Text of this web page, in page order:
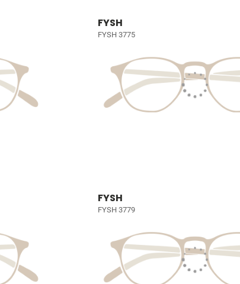
FYSH
FYSH 3775
FYSH
FYSH 3779